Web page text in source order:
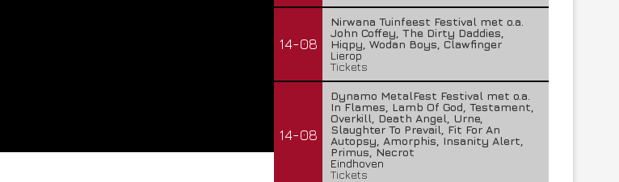
14-08
Nirwana Tuinfeest Festival met o.a.
John Coffey, The Dirty Daddies,
Hiqpy, Wodan Boys, Clawfinger
Lierop
Tickets
14-08
Dynamo MetalFest Festival met o.a.
In Flames, Lamb Of God, Testament,
Overkill, Death Angel, Urne,
Slaughter To Prevail, Fit For An
Autopsy, Amorphis, Insanity Alert,
Primus, Necrot
Eindhoven
Tickets